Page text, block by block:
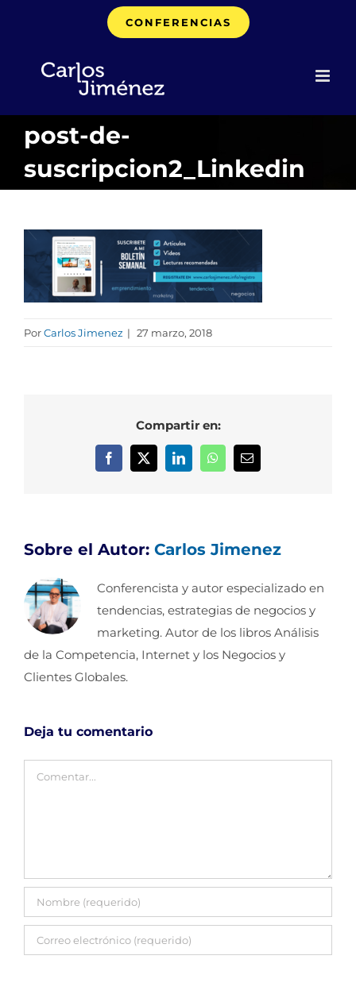
CONFERENCIAS
post-de-
suscripcion2_Linkedin
PorCarlos Jimenez | 27 marzo, 2018
Compartir en:
Facebook
X LinkedInWhatsAppCorreo
Sobre el Autor: Carlos Jimenez
Conferencista y autor especializado en
tendencias, estrategias de negocios y
marketing. Autor de los libros Análisis
de la Competencia, Internet y los Negocios y
Clientes Globales.
Deja tu comentario
Comentar